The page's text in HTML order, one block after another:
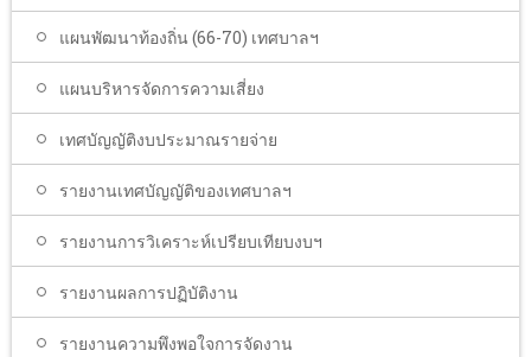
แผนพัฒนาท้องถิ่น (66-70) เทศบาลฯ
แผนบริหารจัดการความเสี่ยง
เทศบัญญัติงบประมาณรายจ่าย
รายงานเทศบัญญัติของเทศบาลฯ
รายงานการวิเคราะห์เปรียบเทียบงบฯ
รายงานผลการปฏิบัติงาน
รายงานความพึงพอใจการจัดงาน